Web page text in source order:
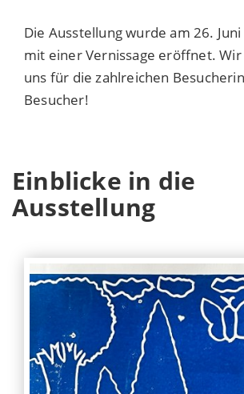
Die Ausstellung wurde am 26.
mit einer Vernissage eröffnet.
uns für die zahlreichen
Besucher!
Einblicke in die
Ausstellung